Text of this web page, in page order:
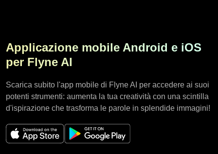
Applicazione mobile Android e iOS
per Flyne AI
Scarica subito l'app mobile di Flyne AI per accedere ai suoi
potenti strumenti: aumenta la tua creatività con una scintilla
d'ispirazione che trasforma le parole in splendide immagini!